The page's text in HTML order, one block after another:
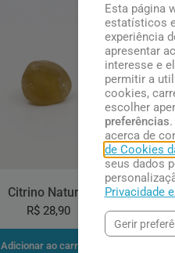
Top
Citrino Natural
R$ 28,90
Adicionar ao carrinho
Esta página
estatísticos
experiência
apresentar
interesse e
permitir a
cookies,
escolher
preferências
acerca de
de Cookies
seus dados
Privacidade
Gerir